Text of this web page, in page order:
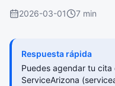
2026-03-01 7 min
Respuesta rápida
Puedes agendar tu cita
ServiceArizona